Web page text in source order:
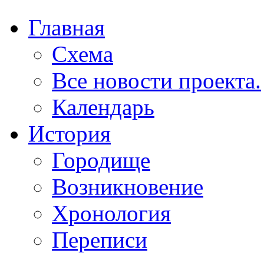
Главная
Схема
Все новости проекта.
Календарь
История
Городище
Возникновение
Хронология
Переписи